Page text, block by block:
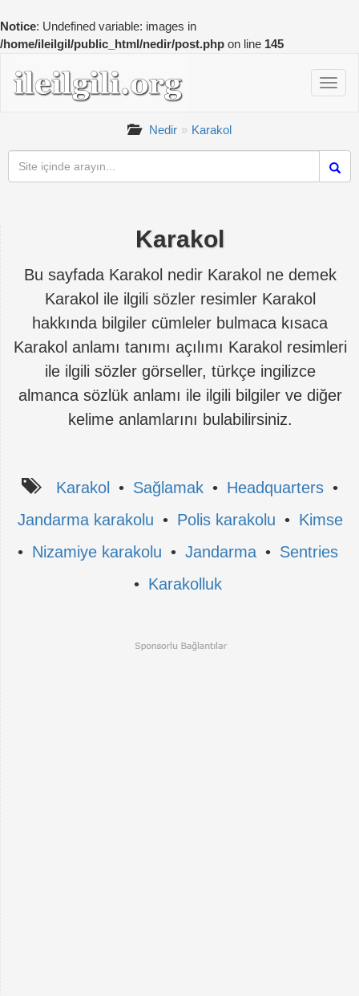
Notice: Undefined variable: images in
/home/ileilgil/public_html/nedir/post.php on line 145
Nedir Karakol
Karakol
Bu sayfada Karakol nedir Karakol ne demek
Karakol ile ilgili sözler resimler Karakol
hakkında bilgiler cümleler bulmaca kısaca
Karakol anlamı tanımı açılımı Karakol resimleri
ile ilgili sözler görseller, türkçe ingilizce
almanca sözlük anlamı ile ilgili bilgiler ve diğer
kelime anlamlarını bulabilirsiniz.
Karakol • Sağlamak • Headquarters •
Jandarma karakolu • Polis karakolu • Kimse
• Nizamiye karakolu • Jandarma • Sentries
• Karakolluk